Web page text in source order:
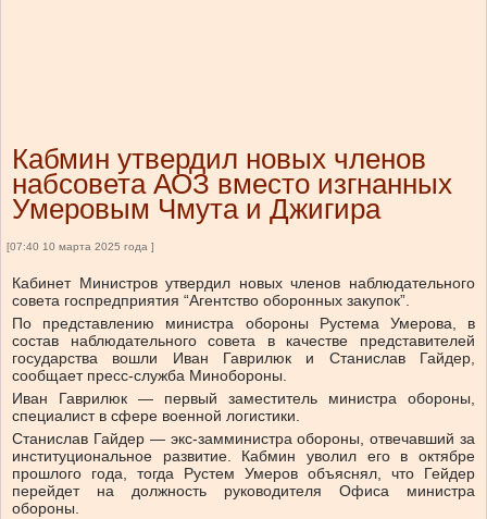
Кабмин утвердил новых членов
набсовета АОЗ вместо изгнанных
Умеровым Чмута и Джигира
[07:40 10 марта 2025 года ]
Кабинет Министров утвердил новых членов наблюдательного
совета госпредприятия “Агентство оборонных закупок”.
По представлению министра обороны Рустема Умерова, в
состав наблюдательного совета в качестве представителей
государства вошли Иван Гаврилюк и Станислав Гайдер,
сообщает пресс-служба Минобороны.
Иван Гаврилюк — первый заместитель министра обороны,
специалист в сфере военной логистики.
Станислав Гайдер — экс-замминистра обороны, отвечавший за
институциональное развитие. Кабмин уволил его в октябре
прошлого года, тогда Рустем Умеров объяснял, что Гейдер
перейдет на должность руководителя Офиса министра
обороны.